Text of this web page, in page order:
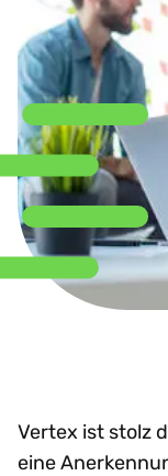
Vertex ist stolz
eine